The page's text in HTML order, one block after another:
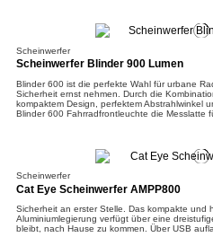
Scheinwerfer
Scheinwerfer Blinder 900 Lumen
Blinder 600 ist die perfekte Wahl für urbane
Sicherheit ernst nehmen. Durch die
kompaktem Design, perfektem Abstrahlwinkel
Blinder 600 Fahrradfrontleuchte die Messlatte
Scheinwerfer
Cat Eye Scheinwerfer AMPP800
Sicherheit an erster Stelle. Das kompakte und
Aluminiumlegierung verfügt über eine
bleibt, nach Hause zu kommen. Über USB